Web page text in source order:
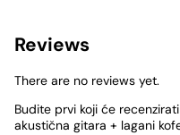
Reviews
There are no reviews yet.
Budite prvi koji će
akustična gitara + lagani